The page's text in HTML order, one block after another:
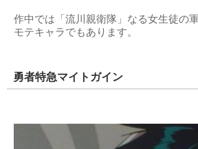
作中では「流川親衛隊」なる女生徒の
モテキャラでもあります。
勇者特急マイトガイン